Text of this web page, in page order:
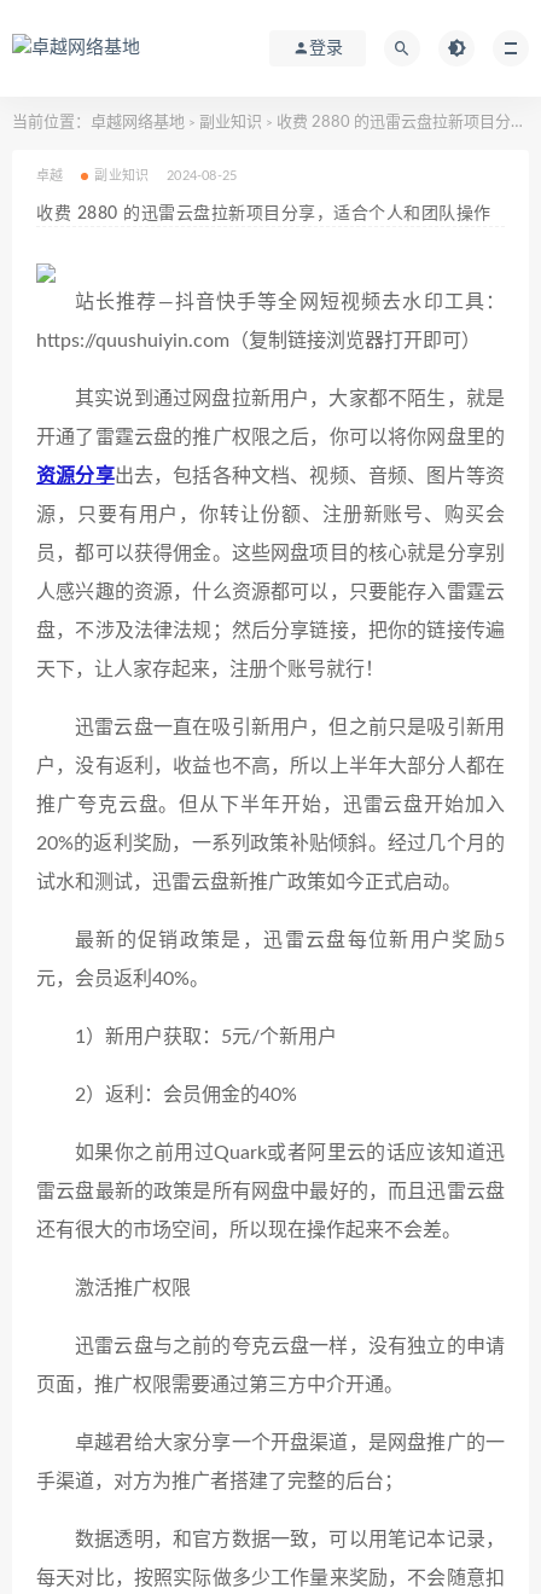
登录
当前位置： 卓越网络基地 > 副业知识 > 收费 2880 的迅雷云盘拉新项目分享，适合个人和团队操作
卓越 副业知识 2024-08-25
收费 2880 的迅雷云盘拉新项目分享，适合个人和团队操作
站长推荐—抖音快手等全网短视频去水印工具：
https://quushuiyin.com（复制链接浏览器打开即可）
其实说到通过网盘拉新用户，大家都不陌生，就是
开通了雷霆云盘的推广权限之后，你可以将你网盘里的
资源分享出去，包括各种文档、视频、音频、图片等资
源，只要有用户，你转让份额、注册新账号、购买会
员，都可以获得佣金。这些网盘项目的核心就是分享别
人感兴趣的资源，什么资源都可以，只要能存入雷霆云
盘，不涉及法律法规；然后分享链接，把你的链接传遍
天下，让人家存起来，注册个账号就行！
迅雷云盘一直在吸引新用户，但之前只是吸引新用
户，没有返利，收益也不高，所以上半年大部分人都在
推广夸克云盘。但从下半年开始，迅雷云盘开始加入
20%的返利奖励，一系列政策补贴倾斜。经过几个月的
试水和测试，迅雷云盘新推广政策如今正式启动。
最新的促销政策是，迅雷云盘每位新用户奖励5
元，会员返利40%。
1）新用户获取：5元/个新用户
2）返利：会员佣金的40%
如果你之前用过Quark或者阿里云的话应该知道迅
雷云盘最新的政策是所有网盘中最好的，而且迅雷云盘
还有很大的市场空间，所以现在操作起来不会差。
激活推广权限
迅雷云盘与之前的夸克云盘一样，没有独立的申请
页面，推广权限需要通过第三方中介开通。
卓越君给大家分享一个开盘渠道，是网盘推广的一
手渠道，对方为推广者搭建了完整的后台；
数据透明，和官方数据一致，可以用笔记本记录，
每天对比，按照实际做多少工作量来奖励，不会随意扣